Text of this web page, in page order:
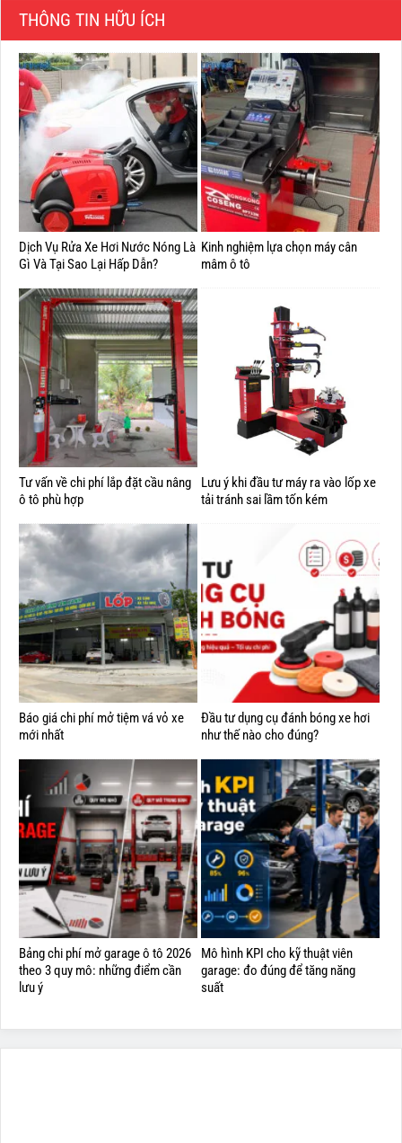
THÔNG TIN HỮU ÍCH
Dịch Vụ Rửa Xe Hơi Nước Nóng Là
Gì Và Tại Sao Lại Hấp Dẫn?
Kinh nghiệm lựa chọn máy cân
mâm ô tô
Tư vấn về chi phí lắp đặt cầu nâng
ô tô phù hợp
Lưu ý khi đầu tư máy ra vào lốp xe
tải tránh sai lầm tốn kém
Báo giá chi phí mở tiệm vá vỏ xe
mới nhất
Đầu tư dụng cụ đánh bóng xe hơi
như thế nào cho đúng?
Bảng chi phí mở garage ô tô 2026
theo 3 quy mô: những điểm cần
lưu ý
Mô hình KPI cho kỹ thuật viên
garage: đo đúng để tăng năng
suất